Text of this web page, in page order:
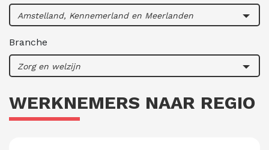
Amstelland, Kennemerland en Meerlanden
Branche
Zorg en welzijn
WERKNEMERS NAAR REGIO